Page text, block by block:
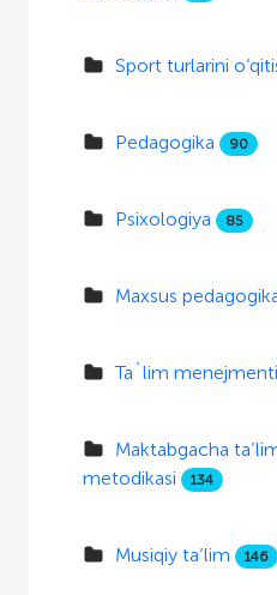
Sport turlarini
Pedagogika 90
Psixologiya 85
Maxsus
Ta`lim menejmenti
Maktabgacha
metodikasi
134
Musiqiy ta’lim 146